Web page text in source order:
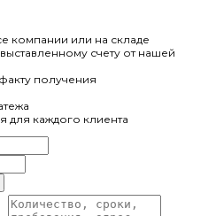
компании или на складе
счету от нашей
получения
для каждого клиента